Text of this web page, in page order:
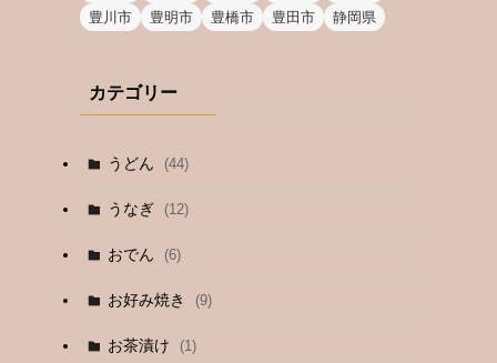
豊川市
豊明市 豊橋市 豊田市 静岡県
カテゴリー
うどん (44)
うなぎ (12)
おでん (6)
お好み焼き (9)
お茶漬け (1)